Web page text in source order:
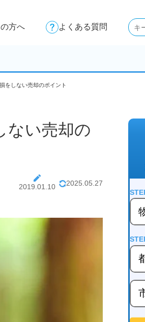
方へ よくある質問
をしない売却のポイント
ない売却の
2019.01.10 2025.05.27